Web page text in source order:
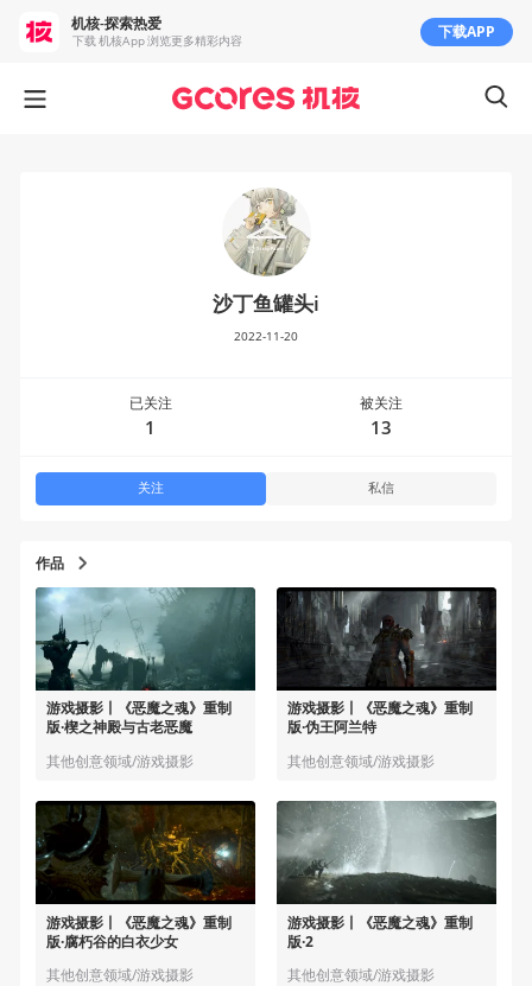
作品
游戏摄影丨《恶魔之魂》重制
版·楔之神殿与古老恶魔
其他创意领域/游戏摄影
游戏摄影丨《恶魔之魂》重制
版·伪王阿兰特
其他创意领域/游戏摄影
游戏摄影丨《恶魔之魂》重制
版·腐朽谷的白衣少女
其他创意领域/游戏摄影
游戏摄影丨《恶魔之魂》重制
版·2
其他创意领域/游戏摄影
沙丁鱼罐头i
2022-11-20
已关注
1
被关注
13
关注 私信
机核-探索热爱
下载 机核App 浏览更多精彩内容 下载APP